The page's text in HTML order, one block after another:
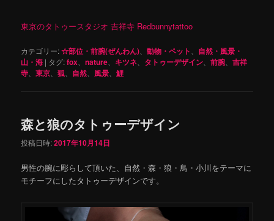
東京のタトゥースタジオ 吉祥寺 Redbunnytattoo
カテゴリー:☆部位・前腕(ぜんわん) 、動物・ペット
自然・風景・
山・海 | タグ:fox 、nature キツネ タトゥーデザイン 、前腕 、吉祥
寺 、東京 、狐 自然 風景 、鯉
森と狼のタトゥーデザイン
投稿日時:2017年10月14日
男性の腕に彫らして頂いた、自然・森・狼・鳥・小川をテーマに
モチーフにしたタトゥーデザインです。